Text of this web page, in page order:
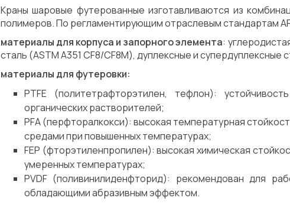
Краны шаровые футерованные изготавливаются из
полимеров. По регламентирующим отраслевым стандартам
материалы для корпуса и запорного элемента:
сталь (ASTM A351 CF8/CF8M), дуплексные и супердуплексные
материалы для футеровки:
PTFE (политетрафторэтилен, тефлон):
органических растворителей;
PFA (перфторалкокси): высокая температурная
средами при повышенных температурах;
FEP (фторэтиленпропилен): высокая химическая
умеренных температурах;
PVDF (поливинилиденфторид): рекомендован для
обладающими абразивным эффектом.